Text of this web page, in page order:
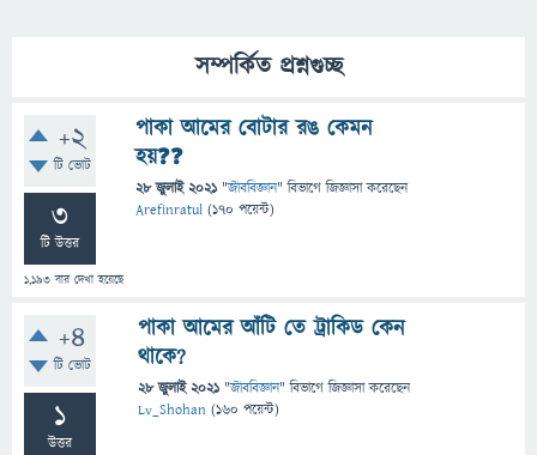
সম্পর্কিত প্রশ্নগুচ্ছ
+2
টি ভোট
3
টি উত্তর
1,193 বার দেখা হয়েছে
পাকা আমের বোটার রঙ কেমন
হয়❓❓
28 জুলাই 2021 "জীববিজ্ঞান" বিভাগে জিজ্ঞাসাকরেছেন
Arefinratul (170 পয়েন্ট)
+4
টি ভোট
1
উত্তর
পাকা আমের আঁটি তে ট্রাকিড কেন
থাকে?
28 জুলাই 2021 "জীববিজ্ঞান" বিভাগে জিজ্ঞাসাকরেছেন
Lv_Shohan (160 পয়েন্ট)